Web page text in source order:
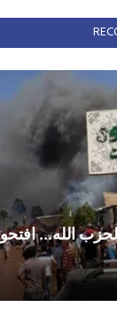
لحزب الله...